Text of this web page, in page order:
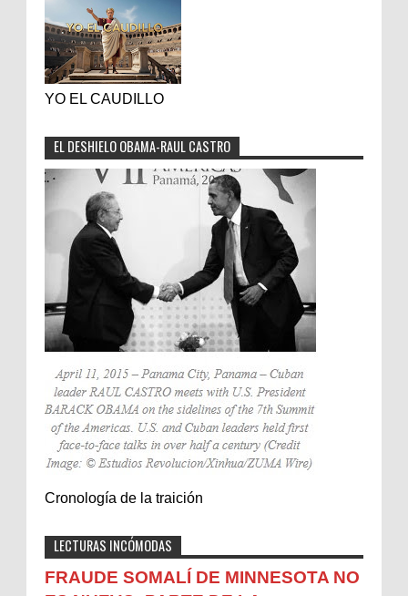
YO EL CAUDILLO
EL DESHIELO OBAMA-RAUL CASTRO
Cronología de la traición
LECTURAS INCÓMODAS
FRAUDE SOMALÍ DE MINNESOTA NO